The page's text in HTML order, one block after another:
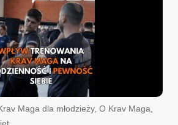
Maga dla młodzieży, O Krav Maga